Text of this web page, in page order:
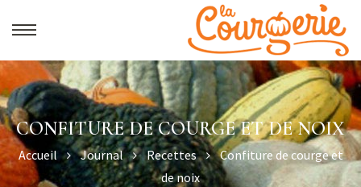
CONFITURE DE COURGE ET DE NOIX
Accueil Journal Recettes
Confiture de courge et
de noix